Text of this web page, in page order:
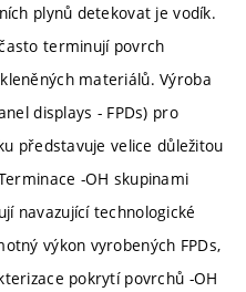
plynů detekovat je vodík.
terminují povrch
materiálů. Výroba
displays - FPDs) pro
představuje velice důležitou
-OH skupinami
navazující technologické
výkon vyrobených FPDs,
pokrytí povrchů -OH